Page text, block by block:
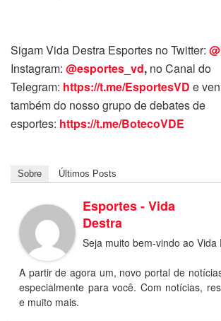
Sigam Vida Destra Esportes no Twitter:
Instagram: @esportes_vd, no Canal do
Telegram: https://t.me/EsportesVD e
também do nosso grupo de debates de
esportes: https://t.me/BotecoVDE
Sobre Últimos Posts
Esportes - Vida
Destra
Seja muito bem-vindo ao Vida
A partir de agora um, novo portal de
especialmente para você. Com notícias,
e muito mais.